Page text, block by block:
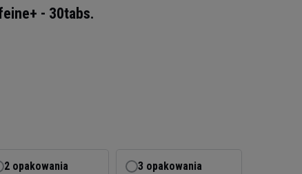
- 30tabs.
2 opakowania 3 opakowania